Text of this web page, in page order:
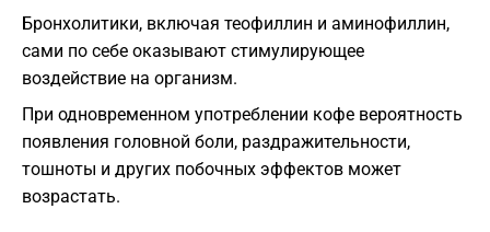
Бронхолитики, включая теофиллин и аминофиллин,
сами по себе оказывают стимулирующее
воздействие на организм.
При одновременном употреблении кофе вероятность
появления головной боли, раздражительности,
тошноты и других побочных эффектов может
возрастать.